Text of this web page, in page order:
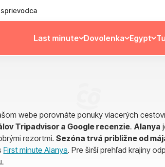
Last minute Dovolenka Egypt
webe porovnáte ponuky viacerých
Tripadvisor a Google recenzie. Alanya
rezortmi. Sezóna trvá približne od
First minute Alanya. Pre širší prehľad krajiny